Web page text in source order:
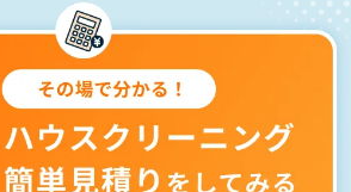
えないから
ニングを専門としているところに
たから